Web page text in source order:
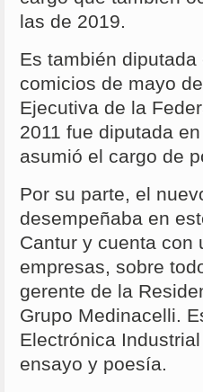
las de 2019.
Es también
comicios de mayo
Ejecutiva de la
2011 fue diputada
asumió el cargo de
Por su parte, el
desempeñaba en
Cantur y cuenta con
empresas, sobre
gerente de la
Grupo Medinacelli.
Electrónica
ensayo y poesía.